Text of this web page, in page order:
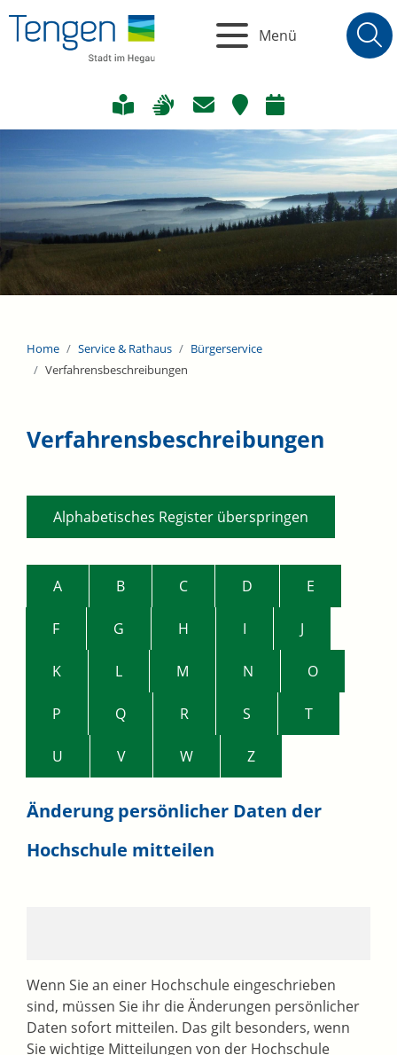
Menü
Home Service & Rathaus
Bürgerservice
Verfahrensbeschreibungen
Verfahrensbeschreibungen
Alphabetisches Register überspringen
A B C D E
F G H I J
K L M N O
P Q R S T
U V W Z
Änderung persönlicher Daten der
Hochschule mitteilen
Wenn Sie an einer Hochschule eingeschrieben
sind, müssen Sie ihr die Änderungen persönlicher
Daten sofort mitteilen. Das gilt besonders, wenn
Sie wichtige Mitteilungen von der Hochschule